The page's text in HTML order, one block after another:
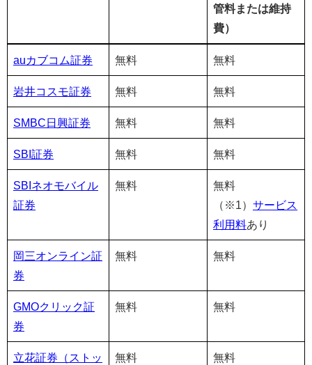
管料または維持
費）
証券会社 口座開設料
口座管理料（保
管料または維持
費）
auカブコム証券 無料 無料
岩井コスモ証券 無料 無料
SMBC日興証券 無料 無料
SBI証券 無料 無料
SBIネオモバイル
証券
無料
無料
（※1） サービス
利用料あり
岡三オンライン証
券
無料 無料
GMOクリック証
券
無料 無料
立花証券（ストッ
無料 無料